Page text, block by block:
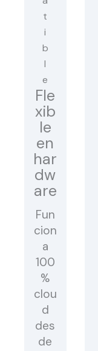
Fle
xib
le
en
har
dw
are
Fun
cion
a
100
%
clou
d
des
de